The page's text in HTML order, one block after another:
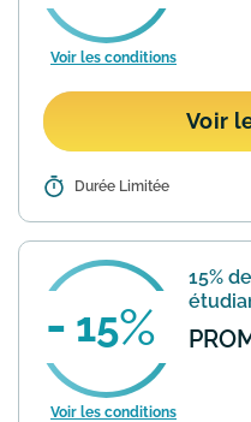
Voir les conditions
Voir
Détails : Réduction
sur le site
Best sellers >
https://
bain/be...En
Durée Limitée
15
15%
Voir les conditions